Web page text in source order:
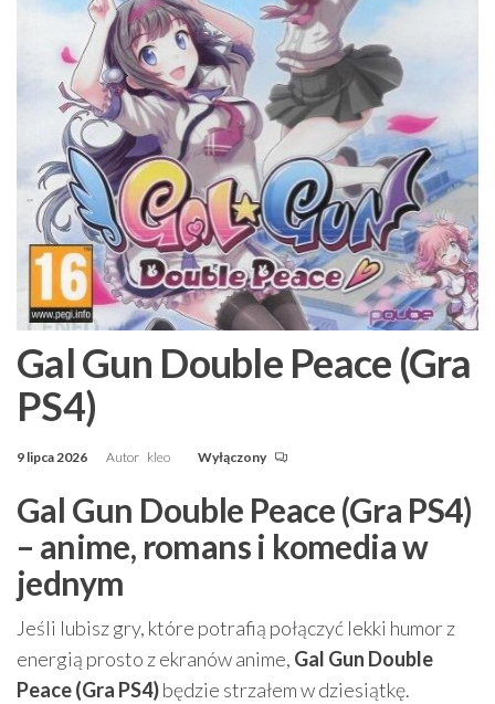
Gal Gun Double Peace (Gra
PS4)
9 lipca 2026 Autor kleo Wyłączony
Gal Gun Double Peace (Gra PS4)
– anime, romans i komedia w
jednym
Jeśli lubisz gry, które potrafią połączyć lekki humor z
energią prosto z ekranów anime, Gal Gun Double
Peace (Gra PS4)będzie strzałem w dziesiątkę.